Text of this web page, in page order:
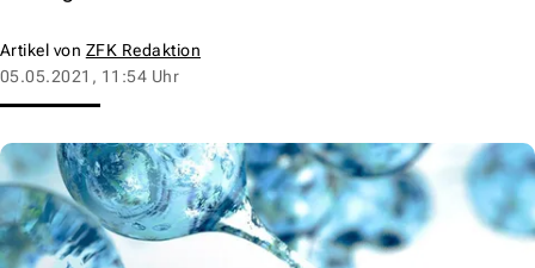
Artikel von ZFK Redaktion
05.05.2021, 11:54 Uhr